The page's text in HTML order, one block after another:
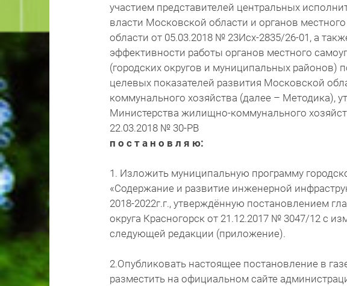
участием представителей центральных
власти Московской области и органов
области от 05.03.2018 № 23Исх-2835/26-01, а
эффективности работы органов местного
(городских округов и муниципальных районов)
целевых показателей развития Московской
коммунального хозяйства (далее – Методика),
Министерства жилищно-коммунального
22.03.2018 № 30-РВ
п о с т а н о в л я ю:
1. Изложить муниципальную программу
«Содержание и развитие инженерной
2018-2022г.г., утверждённую постановлением
округа Красногорск от 21.12.2017 № 3047/12 с
следующей редакции (приложение).
2.Опубликовать настоящее постановление в
разместить на официальном сайте